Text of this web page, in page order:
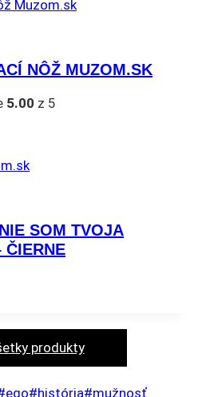
NÔŽ MUZOM.SK
5.00 z 5
SOM TVOJA
ČIERNE
produkty
ego#história#mužnosť